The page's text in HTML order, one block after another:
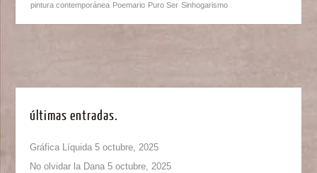
pintura contemporánea Poemario Puro Ser Sinhogarismo
últimas entradas.
Gráfica Líquida 5 octubre, 2025
No olvidar la Dana 5 octubre, 2025